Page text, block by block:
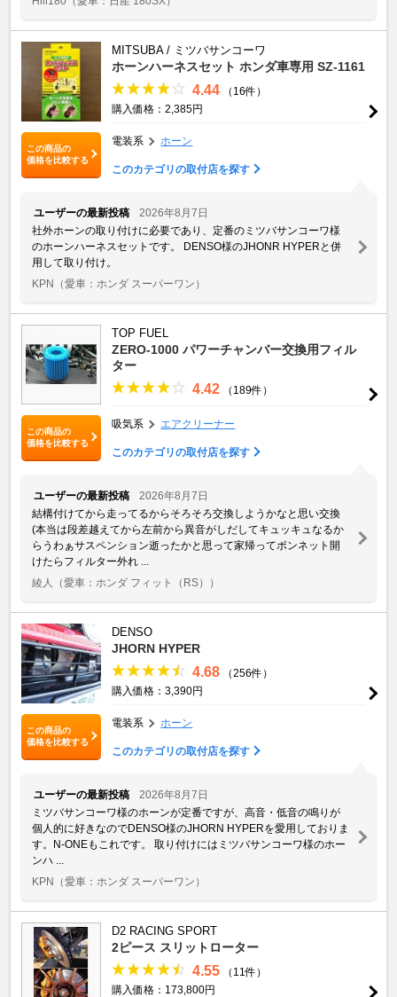
この商品の
価格を比較する
MITSUBA / ミツバサンコーワ
ホーンハーネスセット ホンダ車専用 SZ-1161
4.44
（16件）
購入価格：2,385円
電装系 ホーン
このカテゴリの取付店を探す
ユーザーの最新投稿
2026年8月7日
社外ホーンの取り付けに必要であり、定番のミツバサンコーワ様
のホーンハーネスセットです。 DENSO様のJHONR HYPERと併
用して取り付け。
KPN （愛車：ホンダ スーパーワン）
この商品の
価格を比較する
TOP FUEL
ZERO-1000 パワーチャンバー交換用フィル
ター
4.42 （189件）
吸気系 エアクリーナー
このカテゴリの取付店を探す
ユーザーの最新投稿
2026年8月7日
結構付けてから走ってるからそろそろ交換しようかなと思い交換
(本当は段差越えてから左前から異音がしだしてキュッキュなるか
らうわぁサスペンション逝ったかと思って家帰ってボンネット開
けたらフィルター外れ ...
綾人
（愛車：ホンダ フィット（RS））
この商品の
価格を比較する
DENSO
JHORN HYPER
4.68
（256件）
購入価格：3,390円
電装系 ホーン
このカテゴリの取付店を探す
ユーザーの最新投稿
2026年8月7日
ミツバサンコーワ様のホーンが定番ですが、高音・低音の鳴りが
個人的に好きなのでDENSO様のJHORN HYPERを愛用しておりま
す。N-ONEもこれです。 取り付けにはミツバサンコーワ様のホー
ンハ ...
KPN （愛車：ホンダ スーパーワン）
D2 RACING SPORT
2ピース スリットローター
4.55
（11件）
購入価格：173,800円